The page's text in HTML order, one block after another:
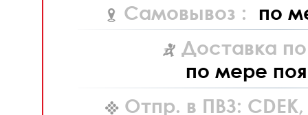
Самовывоз : по
Доставка
по мере
Отпр. в ПВЗ: CDEK,